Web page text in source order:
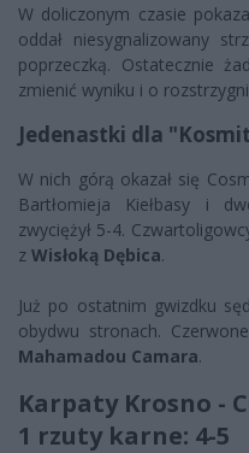
W doliczonym czasie
oddał niesygnalizowany
poprzeczką. Ostatecznie
zmienić wyniku i o
Jedenastki dla
W nich górą okazał się
Bartłomieja Kiełbasy i
zwyciężył 5-4.
z Wisłoką Dębica.
Już po ostatnim gwizdku
obydwu stronach.
Mahamadou Camara.
Karpaty Krosno -
1 rzuty karne: 4-5